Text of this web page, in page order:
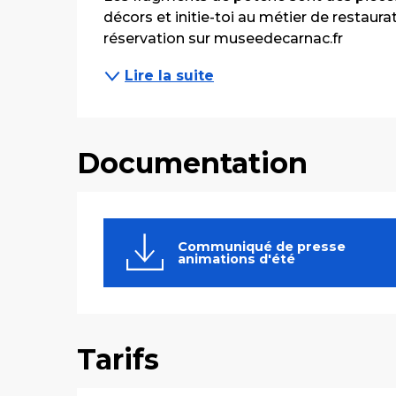
décors et initie-toi au métier de
réservation sur museedecarnac.fr
Lire la suite
Documentation
Communiqué de presse
animations d'été
Tarifs